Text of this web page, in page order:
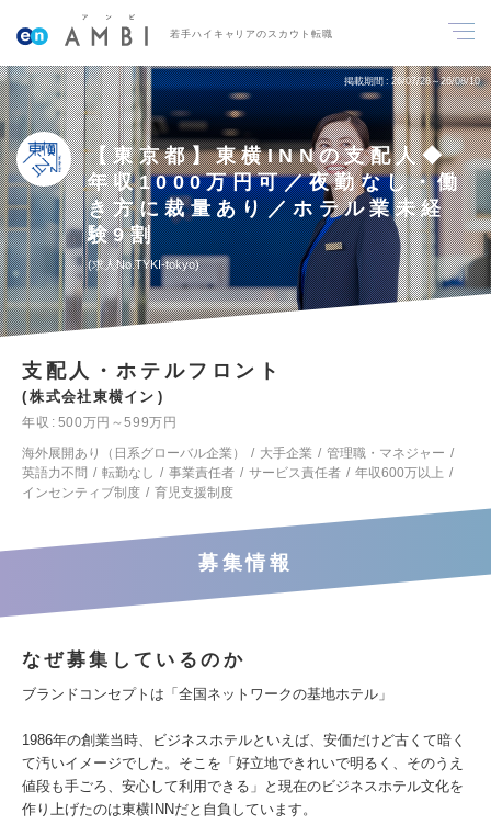
若手ハイキャリアのスカウト転職
掲載期間 26/07/28～26/08/10
【東京都】東横INNの支配人◆
年収1000万円可／夜勤なし・働
き方に裁量あり／ホテル業未経
験9割
求人No.TYKI-tokyo
支配人・ホテルフロント
株式会社東横イン
年収
500万円～599万円
海外展開あり（日系グローバル企業）
大手企業
管理職・マネジャー
英語力不問
転勤なし 事業責任者 サービス責任者
年収600万以上
インセンティブ制度
育児支援制度
募集情報
なぜ募集しているのか
ブランドコンセプトは「全国ネットワークの基地ホテル」
1986年の創業当時、ビジネスホテルといえば、安価だけど古くて暗く
て汚いイメージでした。そこを「好立地できれいで明るく、そのうえ
値段も手ごろ、安心して利用できる」と現在のビジネスホテル文化を
作り上げたのは東横INNだと自負しています。